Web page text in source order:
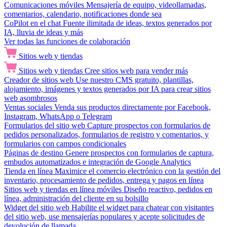
Comunicaciones móviles Mensajería de equipo, videollamadas,
comentarios, calendario, notificaciones donde sea
CoPilot en el chat Fuente ilimitada de ideas, textos generados por
IA, lluvia de ideas y más
Ver todas las funciones de colaboración
Sitios web y tiendas
Sitios web y tiendas Cree sitios web para vender más
Creador de sitios web Use nuestro CMS gratuito, plantillas,
alojamiento, imágenes y textos generados por IA para crear sitios
web asombrosos
Ventas sociales Venda sus productos directamente por Facebook,
Instagram, WhatsApp o Telegram
Formularios del sitio web Capture prospectos con formularios de
pedidos personalizados, formularios de registro y comentarios, y
formularios con campos condicionales
Páginas de destino Genere prospectos con formularios de captura,
embudos automatizados e integración de Google Analytics
Tienda en línea Maximice el comercio electrónico con la gestión del
inventario, procesamiento de pedidos, entrega y pagos en línea
Sitios web y tiendas en línea móviles Diseño reactivo, pedidos en
línea, administración del cliente en su bolsillo
Widget del sitio web Habilite el widget para chatear con visitantes
del sitio web, use mensajerías populares y acepte solicitudes de